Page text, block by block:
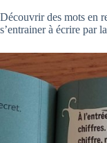
Découvrir des mots en
s’entrainer à écrire par